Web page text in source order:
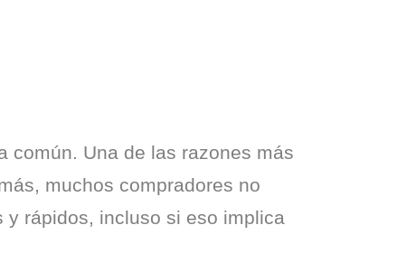
común. Una de las razones más
muchos compradores no
rápidos, incluso si eso implica